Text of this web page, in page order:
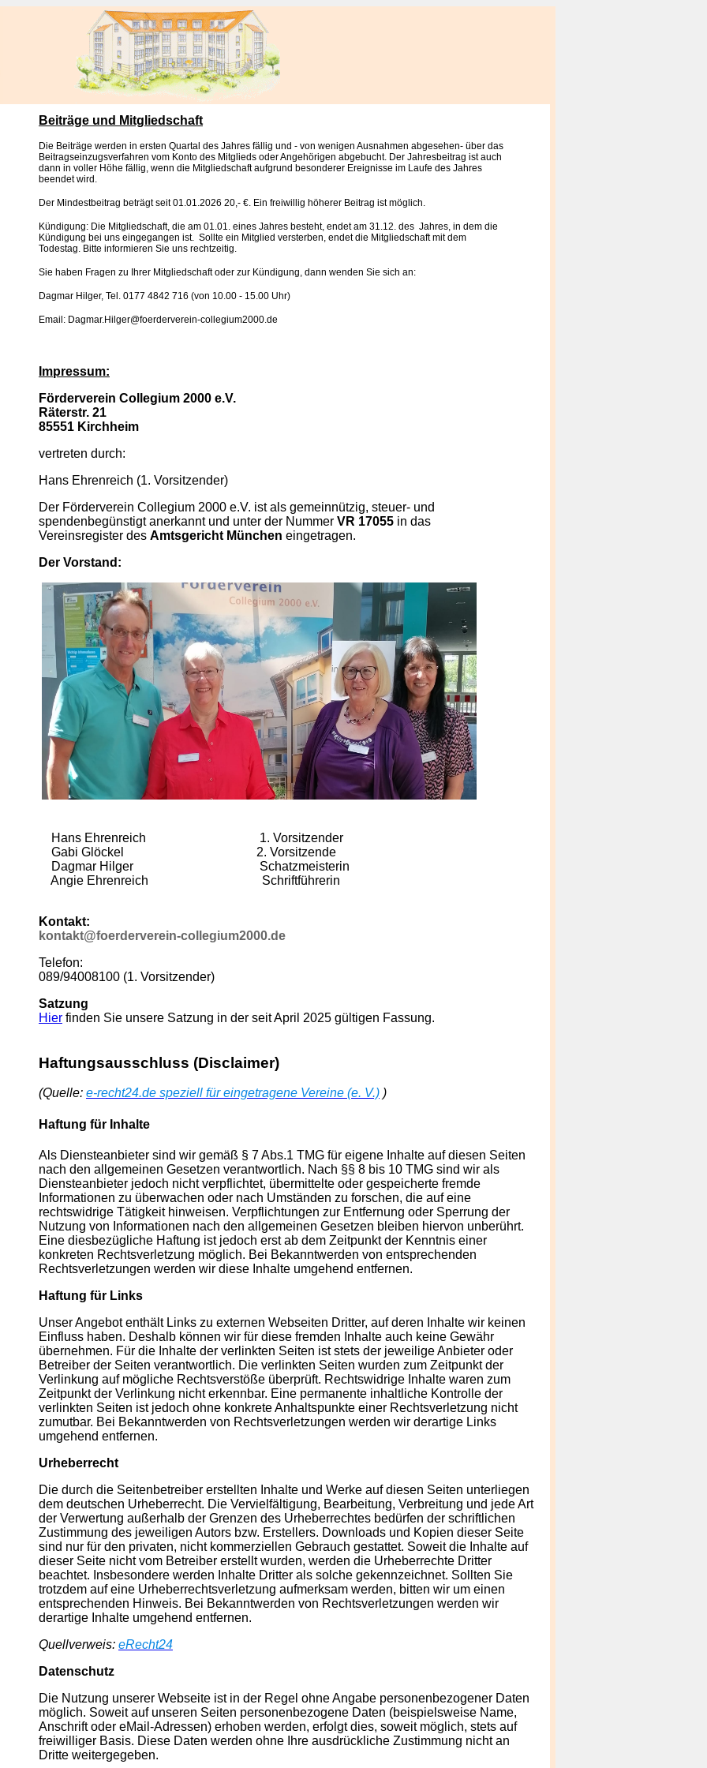
Beiträge und Mitgliedschaft
Die Beiträge werden in ersten Quartal des Jahres fällig und - von wenigen Ausnahmen abgesehen- über das
Beitragseinzugsverfahren vom Konto des Mitglieds oder Angehörigen abgebucht. Der Jahresbeitrag ist auch
dann in voller Höhe fällig, wenn die Mitgliedschaft aufgrund besonderer Ereignisse im Laufe des Jahres
beendet wird.
Der Mindestbeitrag beträgt seit 01.01.2026 20,- €. Ein freiwillig höherer Beitrag ist möglich.
Kündigung: Die Mitgliedschaft, die am 01.01. eines Jahres besteht, endet am 31.12. des Jahres, in dem die
Kündigung bei uns eingegangen ist. Sollte ein Mitglied versterben, endet die Mitgliedschaft mit dem
Todestag. Bitte informieren Sie uns rechtzeitig.
Sie haben Fragen zu Ihrer Mitgliedschaft oder zur Kündigung, dann wenden Sie sich an:
Dagmar Hilger, Tel. 0177 4842 716 (von 10.00 - 15.00 Uhr)
Email: Dagmar.Hilger@foerderverein-collegium2000.de
Impressum:
Förderverein Collegium 2000 e.V.
Räterstr. 21
85551 Kirchheim
vertreten durch:
Hans Ehrenreich (1. Vorsitzender)
Der Förderverein Collegium 2000 e.V. ist als gemeinnützig, steuer- und
spendenbegünstigt anerkannt und unter der Nummer VR 17055 in das
Vereinsregister des Amtsgericht München eingetragen.
Der Vorstand:
Hans Ehrenreich 1. Vorsitzender
Gabi Glöckel 2. Vorsitzende
Dagmar Hilger Schatzmeisterin
Angie Ehrenreich Schriftführerin
Kontakt:
kontakt@foerderverein-collegium2000.de
Telefon:
089/94008100 (1. Vorsitzender)
Satzung
Hier finden Sie unsere Satzung in der seit April 2025 gültigen Fassung.
Haftungsausschluss (Disclaimer)
(Quelle: e-recht24.de speziell für eingetragene Vereine (e. V.) )
Haftung für Inhalte
Als Diensteanbieter sind wir gemäß § 7 Abs.1 TMG für eigene Inhalte auf diesen Seiten
nach den allgemeinen Gesetzen verantwortlich. Nach §§ 8 bis 10 TMG sind wir als
Diensteanbieter jedoch nicht verpflichtet, übermittelte oder gespeicherte fremde
Informationen zu überwachen oder nach Umständen zu forschen, die auf eine
rechtswidrige Tätigkeit hinweisen. Verpflichtungen zur Entfernung oder Sperrung der
Nutzung von Informationen nach den allgemeinen Gesetzen bleiben hiervon unberührt.
Eine diesbezügliche Haftung ist jedoch erst ab dem Zeitpunkt der Kenntnis einer
konkreten Rechtsverletzung möglich. Bei Bekanntwerden von entsprechenden
Rechtsverletzungen werden wir diese Inhalte umgehend entfernen.
Haftung für Links
Unser Angebot enthält Links zu externen Webseiten Dritter, auf deren Inhalte wir keinen
Einfluss haben. Deshalb können wir für diese fremden Inhalte auch keine Gewähr
übernehmen. Für die Inhalte der verlinkten Seiten ist stets der jeweilige Anbieter oder
Betreiber der Seiten verantwortlich. Die verlinkten Seiten wurden zum Zeitpunkt der
Verlinkung auf mögliche Rechtsverstöße überprüft. Rechtswidrige Inhalte waren zum
Zeitpunkt der Verlinkung nicht erkennbar. Eine permanente inhaltliche Kontrolle der
verlinkten Seiten ist jedoch ohne konkrete Anhaltspunkte einer Rechtsverletzung nicht
zumutbar. Bei Bekanntwerden von Rechtsverletzungen werden wir derartige Links
umgehend entfernen.
Urheberrecht
Die durch die Seitenbetreiber erstellten Inhalte und Werke auf diesen Seiten unterliegen
dem deutschen Urheberrecht. Die Vervielfältigung, Bearbeitung, Verbreitung und jede Art
der Verwertung außerhalb der Grenzen des Urheberrechtes bedürfen der schriftlichen
Zustimmung des jeweiligen Autors bzw. Erstellers. Downloads und Kopien dieser Seite
sind nur für den privaten, nicht kommerziellen Gebrauch gestattet. Soweit die Inhalte auf
dieser Seite nicht vom Betreiber erstellt wurden, werden die Urheberrechte Dritter
beachtet. Insbesondere werden Inhalte Dritter als solche gekennzeichnet. Sollten Sie
trotzdem auf eine Urheberrechtsverletzung aufmerksam werden, bitten wir um einen
entsprechenden Hinweis. Bei Bekanntwerden von Rechtsverletzungen werden wir
derartige Inhalte umgehend entfernen.
Quellverweis: eRecht24
Datenschutz
Die Nutzung unserer Webseite ist in der Regel ohne Angabe personenbezogener Daten
möglich. Soweit auf unseren Seiten personenbezogene Daten (beispielsweise Name,
Anschrift oder eMail-Adressen) erhoben werden, erfolgt dies, soweit möglich, stets auf
freiwilliger Basis. Diese Daten werden ohne Ihre ausdrückliche Zustimmung nicht an
Dritte weitergegeben.